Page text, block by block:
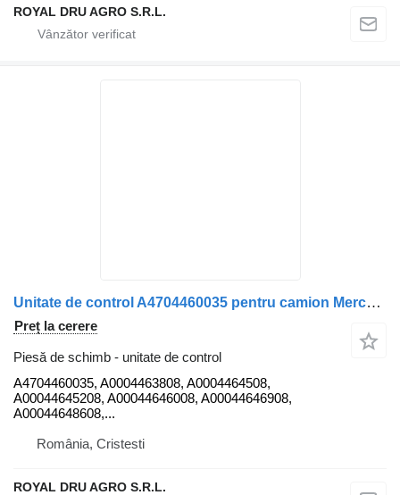
ROYAL DRU AGRO S.R.L.
Unitate de control A4704460035 pentru camion Mercedes-Benz Actros MP4 1845
Preț la cerere
Piesă de schimb - unitate de control
A4704460035, A0004463808, A0004464508,
A00044645208, A00044646008, A00044646908,
A00044648608,...
România, Cristesti
ROYAL DRU AGRO S.R.L.